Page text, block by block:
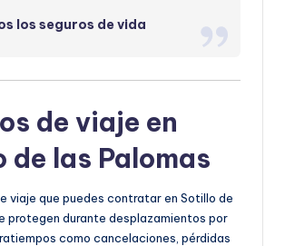
los seguros de vida
de viaje en
de las Palomas
viaje que puedes contratar en Sotillo de
protegen durante desplazamientos por
como cancelaciones, pérdidas